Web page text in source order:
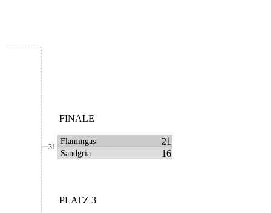
FINALE
31
Flamingas 21
Sandgria 16
PLATZ 3